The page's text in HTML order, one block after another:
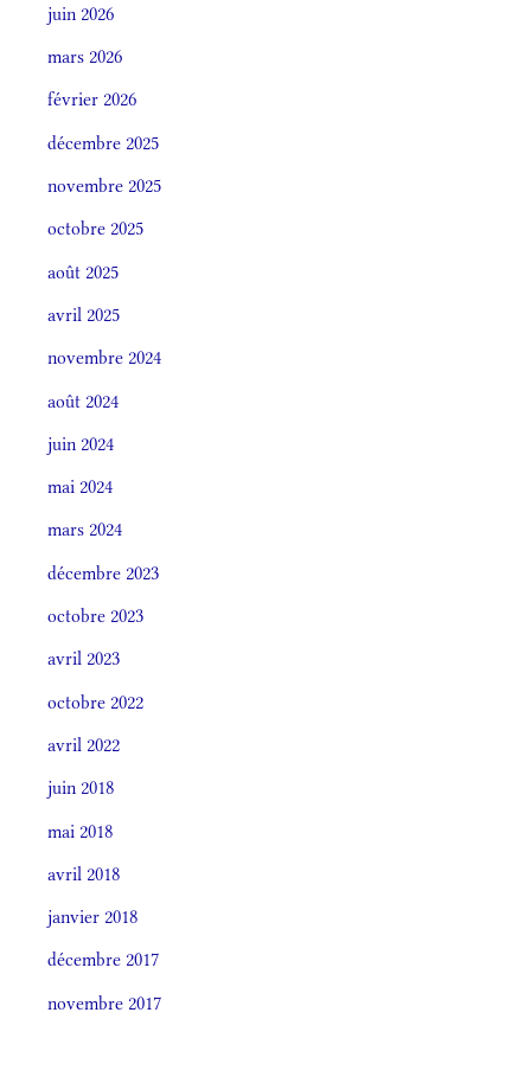
juin 2026
mars 2026
février 2026
décembre 2025
novembre 2025
octobre 2025
août 2025
avril 2025
novembre 2024
août 2024
juin 2024
mai 2024
mars 2024
décembre 2023
octobre 2023
avril 2023
octobre 2022
avril 2022
juin 2018
mai 2018
avril 2018
janvier 2018
décembre 2017
novembre 2017